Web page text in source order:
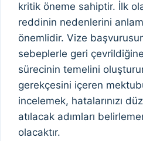
kritik öneme sahiptir. İlk
reddinin nedenlerini
önemlidir. Vize
sebeplerle geri
sürecinin temelini
gerekçesini içeren
incelemek, hatalarınızı
atılacak adımları
olacaktır.